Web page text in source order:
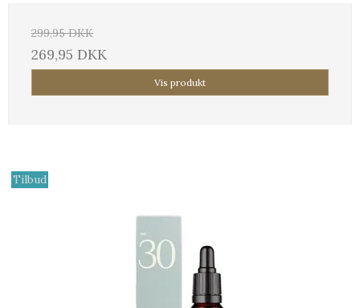
299,95 DKK
269,95 DKK
Vis produkt
Tilbud